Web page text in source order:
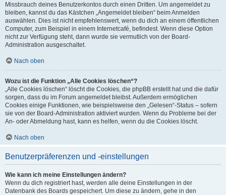
Missbrauch deines Benutzerkontos durch einen Dritten. Um angemeldet zu
bleiben, kannst du das Kästchen „Angemeldet bleiben“ beim Anmelden
auswählen. Dies ist nicht empfehlenswert, wenn du dich an einem öffentlichen
Computer, zum Beispiel in einem Internetcafé, befindest. Wenn diese Option
nicht zur Verfügung steht, dann wurde sie vermutlich von der Board-
Administration ausgeschaltet.
Nach oben
Wozu ist die Funktion „Alle Cookies löschen“?
„Alle Cookies löschen“ löscht die Cookies, die phpBB erstellt hat und die dafür
sorgen, dass du im Forum angemeldet bleibst. Außerdem ermöglichen
Cookies einige Funktionen, wie beispielsweise den „Gelesen“-Status – sofern
sie von der Board-Administration aktiviert wurden. Wenn du Probleme bei der
An- oder Abmeldung hast, kann es helfen, wenn du die Cookies löscht.
Nach oben
Benutzerpräferenzen und -einstellungen
Wie kann ich meine Einstellungen ändern?
Wenn du dich registriert hast, werden alle deine Einstellungen in der
Datenbank des Boards gespeichert. Um diese zu ändern, gehe in den